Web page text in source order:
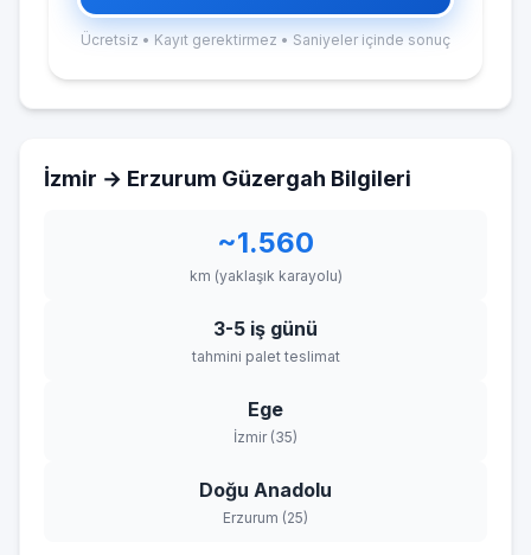
Ücretsiz • Kayıt gerektirmez • Saniyeler içinde sonuç
İzmir → Erzurum Güzergah Bilgileri
~1.560
km (yaklaşık karayolu)
3-5 iş günü
tahmini palet teslimat
Ege
İzmir (35)
Doğu Anadolu
Erzurum (25)